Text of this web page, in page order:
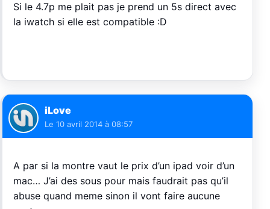
Si le 4.7p me plait pas je prend un 5s direct avec
la iwatch si elle est compatible :D
iLove
Le 10 avril 2014 à 08:57
A par si la montre vaut le prix d’un ipad voir d’un
mac… J’ai des sous pour mais faudrait pas qu’il
abuse quand meme sinon il vont faire aucune